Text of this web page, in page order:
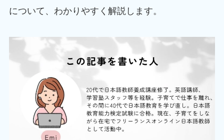
について、わかりやすく解説します。